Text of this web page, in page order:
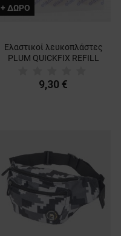
+ ΔΩΡΟ
Ελαστικοί λευκοπλάστες
PLUM QUICKFIX REFILL
9,30 €